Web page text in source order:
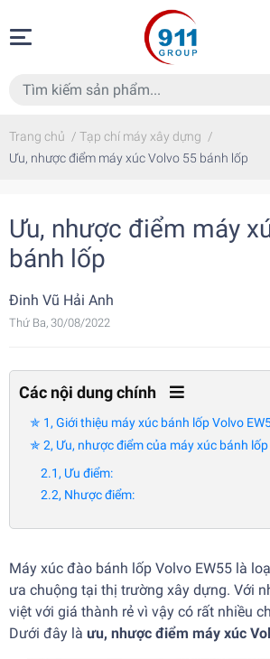
Trang chủ / Tạp chí máy xây dựng /
Ưu, nhược điểm máy xúc Volvo 55 bánh lốp
Ưu, nhược điểm máy
bánh lốp
Đinh Vũ Hải Anh
Thứ Ba, 30/08/2022
Các nội dung chính
✯ 1, Giới thiệu máy xúc bánh lốp Volvo
✯ 2, Ưu, nhược điểm của máy xúc bánh lốp
2.1, Ưu điểm:
2.2, Nhược điểm:
Máy xúc đào bánh lốp Volvo EW55 là
ưa chuộng tại thị trường xây dựng. Với
việt với giá thành rẻ vì vậy có rất nhiều
Dưới đây là ưu, nhược điểm máy xúc